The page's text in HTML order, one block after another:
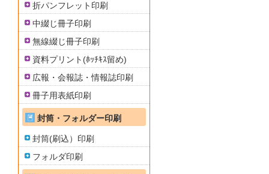
折パンフレット印刷
中綴じ冊子印刷
無線綴じ冊子印刷
資料プリント(ﾎｯﾁｷｽ留め)
広報・会報誌・情報誌印刷
冊子用表紙印刷
封筒・フォルダー印刷
封筒(刷込）印刷
フォルダ印刷